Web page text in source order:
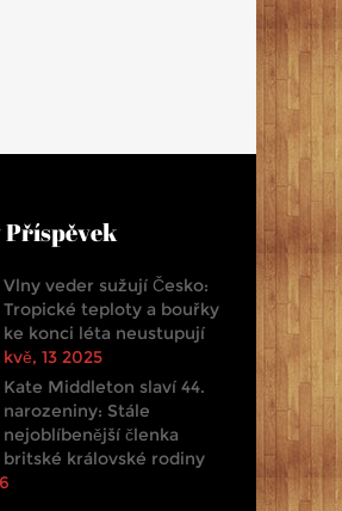
Příspěvek
Vlny veder sužují Česko:
Tropické teploty a bouřky
ke konci léta neustupují
kvě, 13 2025
Kate Middleton slaví 44.
narozeniny: Stále
nejoblíbenější členka
britské královské rodiny